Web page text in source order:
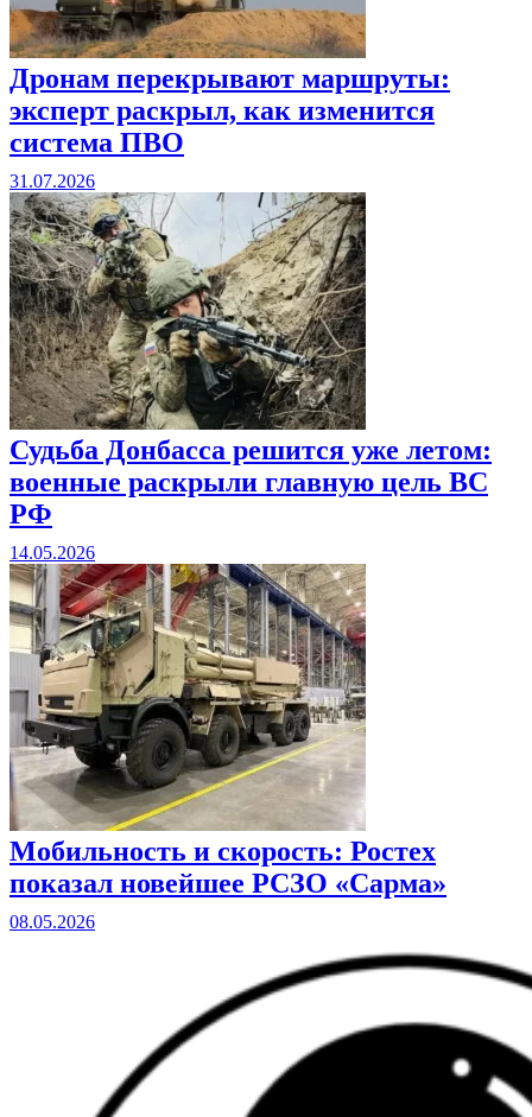
Дронам перекрывают маршруты:
эксперт раскрыл, как изменится
система ПВО
31.07.2026
Судьба Донбасса решится уже летом:
военные раскрыли главную цель ВС
РФ
14.05.2026
Мобильность и скорость: Ростех
показал новейшее РСЗО «Сарма»
08.05.2026